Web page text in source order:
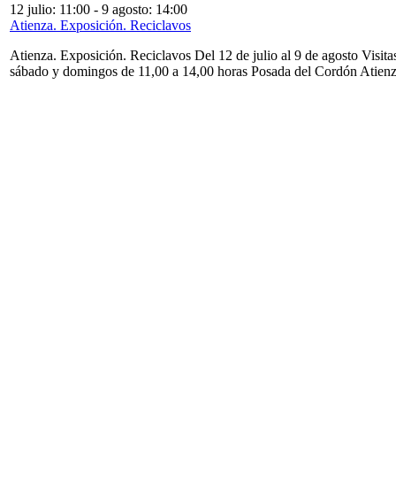
12 julio: 11:00 - 9 agosto: 14:00
Atienza. Exposición. Reciclavos
Atienza. Exposición. Reciclavos Del 12 de julio al 9 de agosto
sábado y domingos de 11,00 a 14,00 horas Posada del Cordón